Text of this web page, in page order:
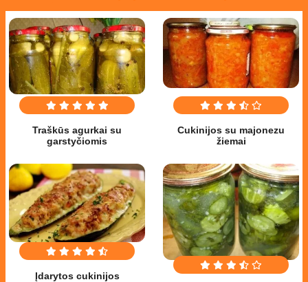
Traškūs agurkai su
garstyčiomis
Cukinijos su majonezu
žiemai
Įdarytos cukinijos